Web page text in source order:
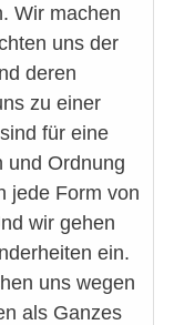
Wir machen
uns der
deren
zu einer
für eine
und Ordnung
jede Form von
wir gehen
ein.
uns wegen
als Ganzes